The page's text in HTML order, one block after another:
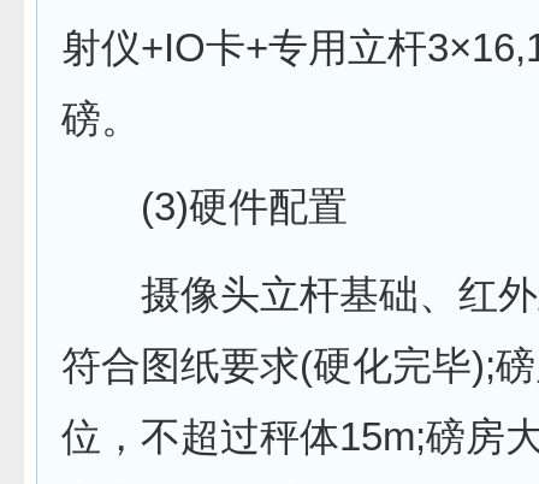
射仪+IO卡+专用立杆
磅。
(3)硬件配置
摄像头立杆基础、红外
符合图纸要求(硬化完毕);
位，不超过秤体15m;磅房